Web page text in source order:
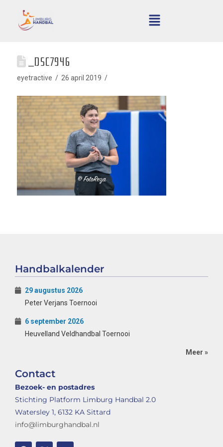
_DSC7946
eyetractive 26 april 2019
Handbalkalender
29 augustus 2026
Peter Verjans Toernooi
6 september 2026
Heuvelland Veldhandbal Toernooi
Meer »
Contact
Bezoek- en postadres
Stichting Platform Limburg Handbal 2.0
Watersley 1, 6132 KA Sittard
info@limburghandbal.nl